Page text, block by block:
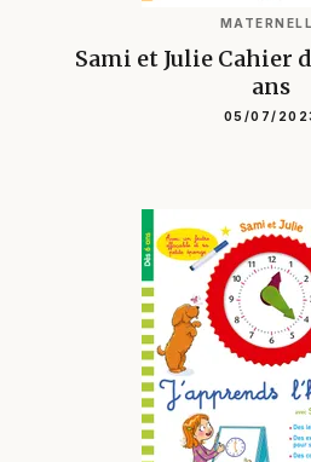
Sami et Julie Cahier
ans
05/07/